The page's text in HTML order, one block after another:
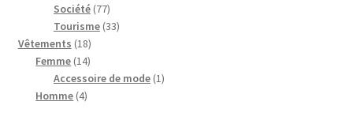
Société 7777
produits
Tourisme 3333
Vêtements 1818
produits
Femme 1414
produits
Accessoire de mode 11
Homme 44